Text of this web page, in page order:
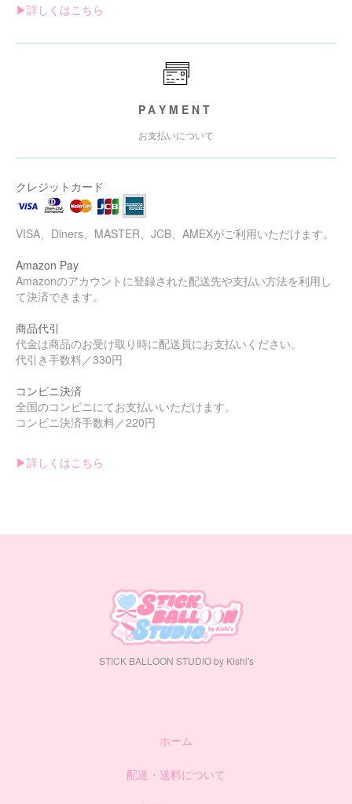
▶︎詳しくはこちら
PAYMENT
お支払いについて
クレジットカード
VISA、Diners、MASTER、JCB、AMEXがご利用いただけます。
Amazon Pay
Amazonのアカウントに登録された配送先や支払い方法を利用し
て決済できます。
商品代引
代金は商品のお受け取り時に配送員にお支払いください。
代引き手数料／330円
コンビニ決済
全国のコンビニにてお支払いいただけます。
コンビニ決済手数料／220円
▶︎詳しくはこちら
STICK BALLOON STUDIO by Kishi's
ホーム
配送・送料について